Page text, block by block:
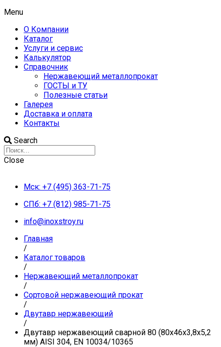
Menu
О Компании
Каталог
Услуги и сервис
Калькулятор
Справочник
Нержавеющий металлопрокат
ГОСТЫ и ТУ
Полезные статьи
Галерея
Доставка и оплата
Контакты
Search
Close
Мск: +7 (495) 363-71-75
СПб: +7 (812) 985-71-75
info@inoxstroy.ru
Главная
/
Каталог товаров
/
Нержавеющий металлопрокат
/
Сортовой нержавеющий прокат
/
Двутавр нержавеющий
/
Двутавр нержавеющий сварной 80 (80х46х3,8х5,2
мм) AISI 304, EN 10034/10365